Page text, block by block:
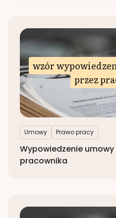
wzór
przez
Umowy Prawo pracy
Wypowiedzenie
pracownika